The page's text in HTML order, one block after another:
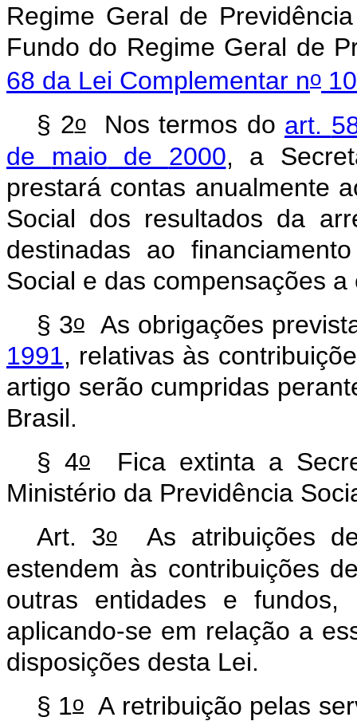
Regime Geral de Previdência
Fundo do Regime Geral de
68 da Lei Complementar no
§ 2o Nos termos do art.
de
maio de 2000, a
prestará contas anualmente
Social dos resultados da
destinadas
ao financiamento
Social e das compensações a
§ 3o As obrigações
1991, relativas às
artigo serão cumpridas
Brasil.
§ 4o Fica extinta a
Ministério da Previdência
Art.
3o As atribuições
estendem às contribuições
outras
entidades e fundos,
aplicando-se em relação a
disposições desta
§ 1o A retribuição pelas